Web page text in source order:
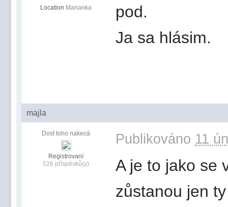
Location Marianka
pod.
Ja sa hlásim.
majla
Dost toho nakecá
Registrovaní
526 příspěvků(y)
Publikováno 11
A je to jako se
zůstanou jen